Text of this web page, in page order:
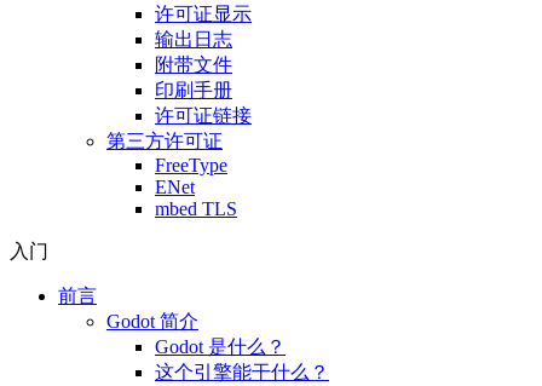
许可证显示
输出日志
附带文件
印刷手册
许可证链接
第三方许可证
FreeType
ENet
mbed TLS
入门
前言
Godot 简介
Godot 是什么？
这个引擎能干什么？